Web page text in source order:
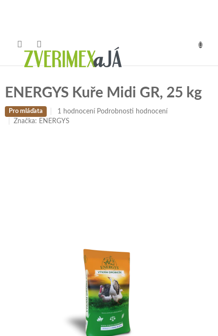
ENERGYS Kuře Midi GR, 25 kg
Pro mláďata
Průměrné
hodnocení
1 hodnocení Podrobnosti hodnocení
Značka: ENERGYS